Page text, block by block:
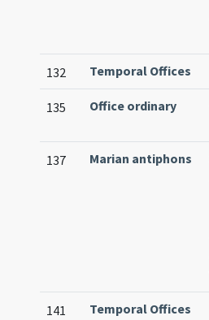
132 Temporal Offices
135 Office ordinary
137 Marian antiphons
141 Temporal Offices